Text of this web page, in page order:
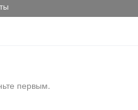
первым.